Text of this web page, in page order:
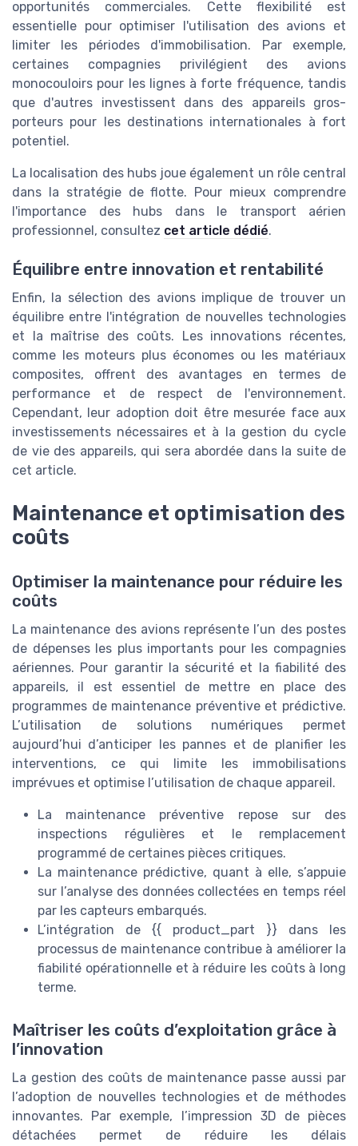
opportunités commerciales. Cette flexibilité est
essentielle pour optimiser l'utilisation des avions et
limiter les périodes d'immobilisation. Par exemple,
certaines compagnies privilégient des avions
monocouloirs pour les lignes à forte fréquence, tandis
que d'autres investissent dans des appareils gros-
porteurs pour les destinations internationales à fort
potentiel.
La localisation des hubs joue également un rôle central
dans la stratégie de flotte. Pour mieux comprendre
l'importance des hubs dans le transport aérien
professionnel, consultez cet article dédié.
Équilibre entre innovation et rentabilité
Enfin, la sélection des avions implique de trouver un
équilibre entre l'intégration de nouvelles technologies
et la maîtrise des coûts. Les innovations récentes,
comme les moteurs plus économes ou les matériaux
composites, offrent des avantages en termes de
performance et de respect de l'environnement.
Cependant, leur adoption doit être mesurée face aux
investissements nécessaires et à la gestion du cycle
de vie des appareils, qui sera abordée dans la suite de
cet article.
Maintenance et optimisation des
coûts
Optimiser la maintenance pour réduire les
coûts
La maintenance des avions représente l’un des postes
de dépenses les plus importants pour les compagnies
aériennes. Pour garantir la sécurité et la fiabilité des
appareils, il est essentiel de mettre en place des
programmes de maintenance préventive et prédictive.
L’utilisation de solutions numériques permet
aujourd’hui d’anticiper les pannes et de planifier les
interventions, ce qui limite les immobilisations
imprévues et optimise l’utilisation de chaque appareil.
La maintenance préventive repose sur des
inspections régulières et le remplacement
programmé de certaines pièces critiques.
La maintenance prédictive, quant à elle, s’appuie
sur l’analyse des données collectées en temps réel
par les capteurs embarqués.
L’intégration de {{ product_part }} dans les
processus de maintenance contribue à améliorer la
fiabilité opérationnelle et à réduire les coûts à long
terme.
Maîtriser les coûts d’exploitation grâce à
l’innovation
La gestion des coûts de maintenance passe aussi par
l’adoption de nouvelles technologies et de méthodes
innovantes. Par exemple, l’impression 3D de pièces
détachées permet de réduire les délais